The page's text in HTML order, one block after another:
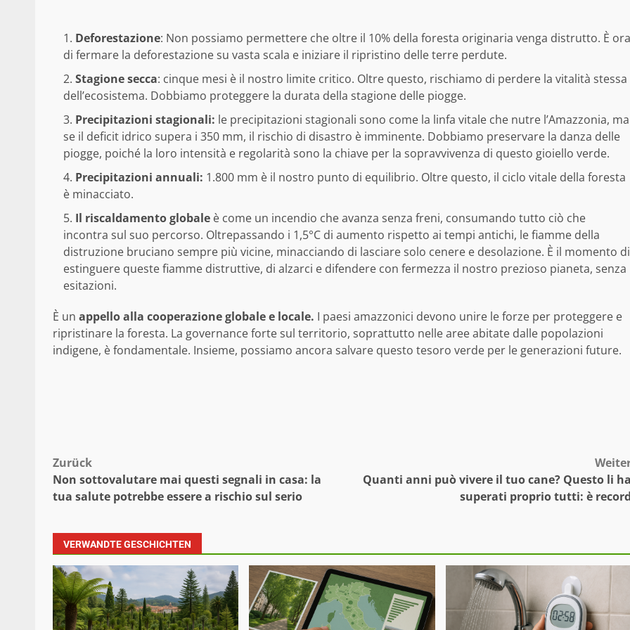
Deforestazione: Non possiamo permettere che oltre il 10% della foresta originaria venga distrutto. È ora
di fermare la deforestazione su vasta scala e iniziare il ripristino delle terre perdute.
Stagione secca: cinque mesi è il nostro limite critico. Oltre questo, rischiamo di perdere la vitalità stessa
dell’ecosistema. Dobbiamo proteggere la durata della stagione delle piogge.
Precipitazioni stagionali: le precipitazioni stagionali sono come la linfa vitale che nutre l’Amazzonia, ma
se il deficit idrico supera i 350 mm, il rischio di disastro è imminente. Dobbiamo preservare la danza delle
piogge, poiché la loro intensità e regolarità sono la chiave per la sopravvivenza di questo gioiello verde.
Precipitazioni annuali: 1.800 mm è il nostro punto di equilibrio. Oltre questo, il ciclo vitale della foresta
è minacciato.
Il riscaldamento globale è come un incendio che avanza senza freni, consumando tutto ciò che
incontra sul suo percorso. Oltrepassando i 1,5°C di aumento rispetto ai tempi antichi, le fiamme della
distruzione bruciano sempre più vicine, minacciando di lasciare solo cenere e desolazione. È il momento di
estinguere queste fiamme distruttive, di alzarci e difendere con fermezza il nostro prezioso pianeta, senza
esitazioni.
È un appello alla cooperazione globale e locale. I paesi amazzonici devono unire le forze per proteggere e
ripristinare la foresta. La governance forte sul territorio, soprattutto nelle aree abitate dalle popolazioni
indigene, è fondamentale. Insieme, possiamo ancora salvare questo tesoro verde per le generazioni future.
Beitragsnavigation
Zurück
Non sottovalutare mai questi segnali in casa: la
tua salute potrebbe essere a rischio sul serio
Quanti anni può vivere il tuo cane? Questo li
superati proprio tutti: è
VERWANDTE GESCHICHTEN